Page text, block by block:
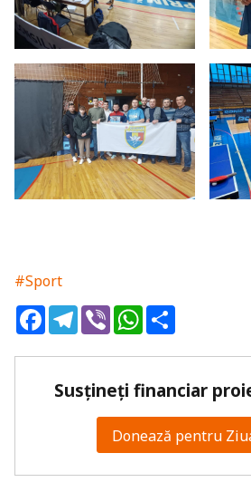
#Sport
FacebookTelegram
ViberWhatsApp
Susțineți financiar
Donează pentru